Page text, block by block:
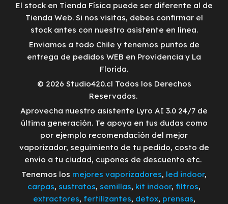
El stock en Tienda Física puede ser diferente al de
Tienda Web. Si nos visitas, debes confirmar el
stock antes con nuestro asistente en línea.
Enviamos a todo Chile y tenemos puntos de
entrega de pedidos WEB en Providencia y La
Florida.
© 2026 Studio420.cl Todos los Derechos
Reservados.
Aprovecha nuestro asistente Lyro AI 3.0 24/7 de
última generación. Te apoya en tus dudas como
por ejemplo recomendación del mejor
vaporizador, seguimiento de tu pedido, costo de
envío a tu ciudad, cupones de descuento etc.
Tenemos los mejores vaporizadores, led indoor,
carpas, sustratos, semillas, kit indoor, filtros,
extractores, fertilizantes, detox, prensas,